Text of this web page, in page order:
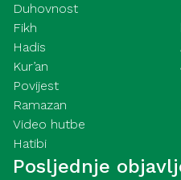
Duhovnost
Fikh
Hadis
Kur’an
Povijest
Ramazan
Video hutbe
Hatibi
Posljednje